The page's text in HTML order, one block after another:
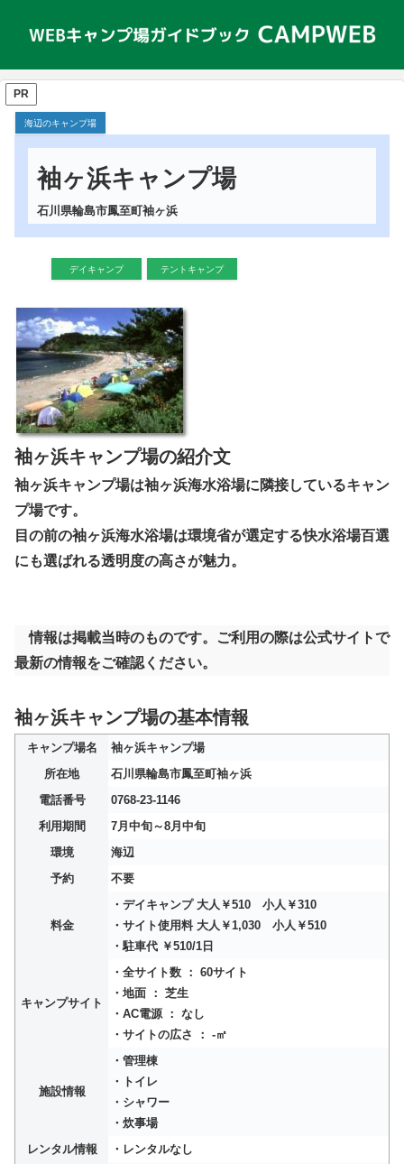
PR
海辺のキャンプ場
袖ヶ浜キャンプ場
石川県輪島市鳳至町袖ヶ浜
デイキャンプ テントキャンプ
袖ヶ浜キャンプ場の紹介文
袖ヶ浜キャンプ場は袖ヶ浜海水浴場に隣接しているキャン
プ場です。
目の前の袖ヶ浜海水浴場は環境省が選定する快水浴場百選
にも選ばれる透明度の高さが魅力。
情報は掲載当時のものです。ご利用の際は公式サイトで
最新の情報をご確認ください。
袖ヶ浜キャンプ場の基本情報
キャンプ場名
袖ヶ浜キャンプ場
所在地
石川県輪島市鳳至町袖ヶ浜
電話番号
0768-23-1146
利用期間
7月中旬～8月中旬
環境
海辺
予約
不要
料金
・デイキャンプ 大人￥510 小人￥310
・サイト使用料 大人￥1,030 小人￥510
・駐車代 ￥510/1日
キャンプサイト
・全サイト数 ： 60サイト
・地面 ： 芝生
・AC電源 ： なし
・サイトの広さ ： -㎡
施設情報
・管理棟
・トイレ
・シャワー
・炊事場
レンタル情報
・レンタルなし